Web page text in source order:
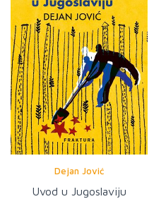
Dejan Jović
Uvod u Jugoslaviju